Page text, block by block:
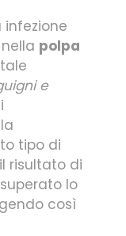
infezione
polpa
e
tipo di
risultato di
lo
così